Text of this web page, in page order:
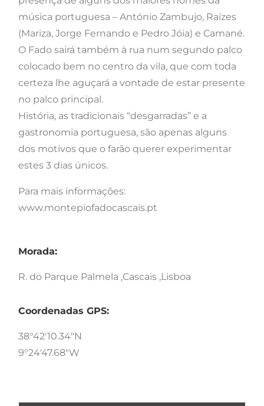
música portuguesa – António Zambujo, Raízes
(Mariza, Jorge Fernando e Pedro Jóia) e Camané.
O Fado sairá também à rua num segundo palco
colocado bem no centro da vila, que com toda
certeza lhe aguçará a vontade de estar presente
no palco principal.
História, as tradicionais “desgarradas” e a
gastronomia portuguesa, são apenas alguns
dos motivos que o farão querer experimentar
estes 3 dias únicos.
Para mais informações:
www.montepiofadocascais.pt
Morada:
R. do Parque Palmela ,Cascais ,Lisboa
Coordenadas GPS:
38°42'10.34"N
9°24'47.68"W